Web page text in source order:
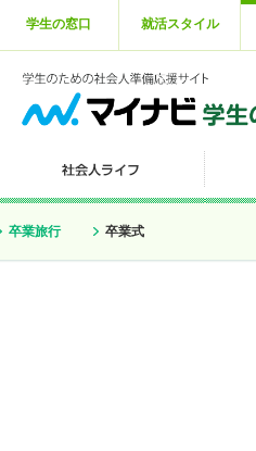
学生の窓口 就活スタイル
卒業旅行 卒業式